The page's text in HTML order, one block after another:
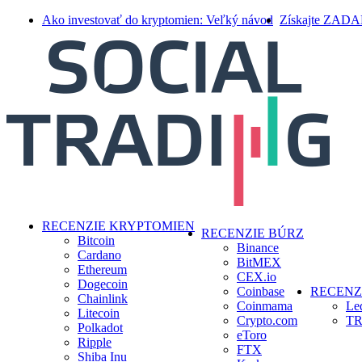
Ako investovať do kryptomien: Veľký návod Získajte
search
Menu
RECENZIE KRYPTOMIEN
Bitcoin
Cardano
Ethereum
Dogecoin
Chainlink
Litecoin
Polkadot
Ripple
Shiba Inu
RECENZIE BÚRZ
Binance
BitMEX
CEX.io
Coinbase
Coinmama
Crypto.com
eToro
FTX